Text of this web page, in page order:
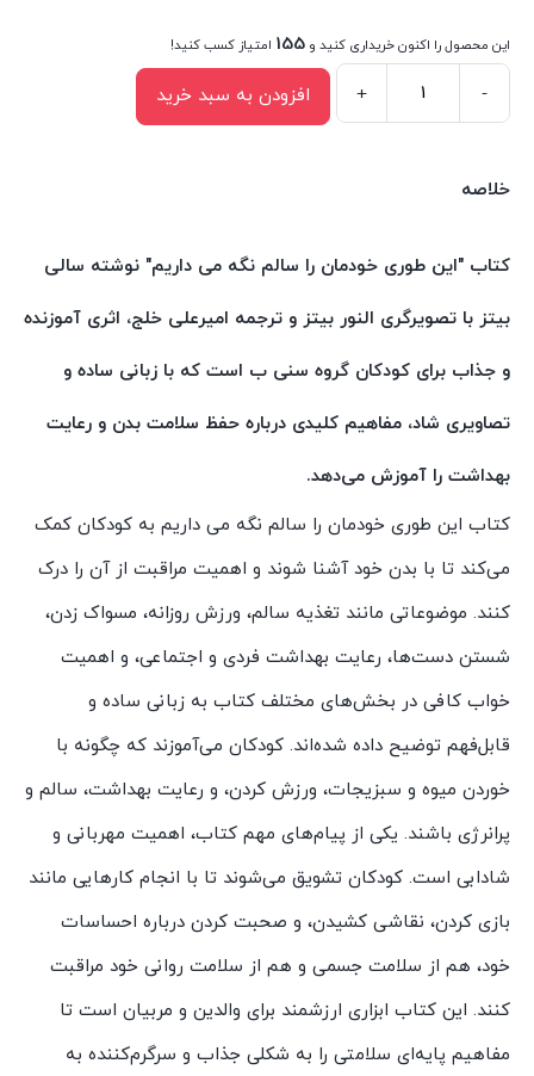
این محصول را اکنون خریداری کنید و 155 امتیاز کسب کنید!
طوری
را
نگه
اثر
سالی
انتشارات
سیمای
شرق
عدد
-
+ افزودن به سبد خرید
خلاصه
کتاب "این طوری خودمان را سالم نگه می داریم" نوشته سالی
بیتز با تصویرگری النور بیتز و ترجمه امیرعلی خلج، اثری آموزنده
و جذاب برای کودکان گروه سنی ب است که با زبانی ساده و
تصاویری شاد، مفاهیم کلیدی درباره حفظ سلامت بدن و رعایت
بهداشت را آموزش می‌دهد.
کتاب این طوری خودمان را سالم نگه می داریم به کودکان کمک
می‌کند تا با بدن خود آشنا شوند و اهمیت مراقبت از آن را درک
کنند. موضوعاتی مانند تغذیه سالم، ورزش روزانه، مسواک زدن،
شستن دست‌ها، رعایت بهداشت فردی و اجتماعی، و اهمیت
خواب کافی در بخش‌های مختلف کتاب به زبانی ساده و
قابل‌فهم توضیح داده شده‌اند. کودکان می‌آموزند که چگونه با
خوردن میوه و سبزیجات، ورزش کردن، و رعایت بهداشت، سالم و
پرانرژی باشند. یکی از پیام‌های مهم کتاب، اهمیت مهربانی و
شادابی است. کودکان تشویق می‌شوند تا با انجام کارهایی مانند
بازی کردن، نقاشی کشیدن، و صحبت کردن درباره احساسات
خود، هم از سلامت جسمی و هم از سلامت روانی خود مراقبت
کنند. این کتاب ابزاری ارزشمند برای والدین و مربیان است تا
مفاهیم پایه‌ای سلامتی را به شکلی جذاب و سرگرم‌کننده به